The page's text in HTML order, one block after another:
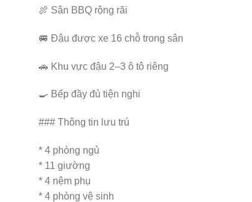
🍖 Sân BBQ rộng rãi
🚐 Đậu được xe 16 chỗ trong sân
🚗 Khu vực đậu 2–3 ô tô riêng
🍳 Bếp đầy đủ tiện nghi
### Thông tin lưu trú
* 4 phòng ngủ
* 11 giường
* 4 nệm phụ
* 4 phòng vệ sinh